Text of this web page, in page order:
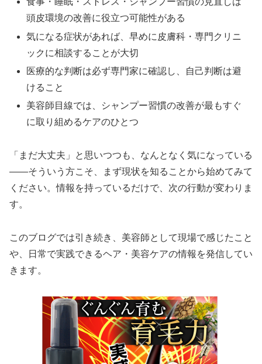
頭皮環境の改善に役立つ可能性がある
気になる症状があれば、早めに皮膚科・専門クリニ
ックに相談することが大切
医療的な判断は必ず専門家に確認し、自己判断は避
けること
美容師目線では、シャンプー習慣の改善が最もすぐ
に取り組めるケアのひとつ
「まだ大丈夫」と思いつつも、なんとなく気になっている
——そういう方こそ、まず現状を知ることから始めてみて
ください。情報を持っているだけで、次の行動が変わりま
す。
このブログでは引き続き、美容師として現場で感じたこと
や、日常で実践できるヘア・美容ケアの情報を発信してい
きます。